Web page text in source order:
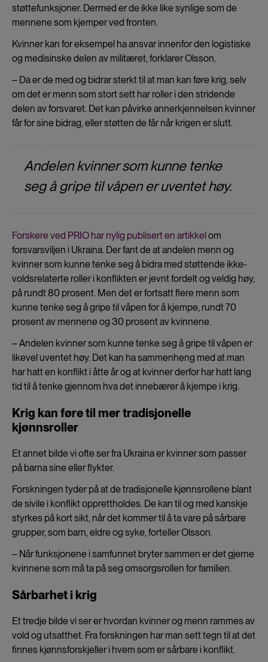
støttefunksjoner. Dermed er de ikke like synlige som de
mennene som kjemper ved fronten.
Kvinner kan for eksempel ha ansvar innenfor den logistiske
og medisinske delen av militæret, forklarer Olsson.
– Da er de med og bidrar sterkt til at man kan føre krig, selv
om det er menn som stort sett har roller i den stridende
delen av forsvaret. Det kan påvirke annerkjennelsen kvinner
får for sine bidrag, eller støtten de får når krigen er slutt.
Andelen kvinner som kunne tenke
seg å gripe til våpen er uventet høy.
Forskere ved PRIO har nylig publisert en artikkelom
forsvarsviljen i Ukraina. Der fant de at andelen menn og
kvinner som kunne tenke seg å bidra med støttende ikke-
voldsrelaterte roller i konflikten er jevnt fordelt og veldig høy,
på rundt 80 prosent. Men det er fortsatt flere menn som
kunne tenke seg å gripe til våpen for å kjempe, rundt 70
prosent av mennene og 30 prosent av kvinnene.
– Andelen kvinner som kunne tenke seg å gripe til våpen er
likevel uventet høy. Det kan ha sammenheng med at man
har hatt en konflikt i åtte år og at kvinner derfor har hatt lang
tid til å tenke gjennom hva det innebærer å kjempe i krig.
Krig kan føre til mer tradisjonelle
kjønnsroller
Et annet bilde vi ofte ser fra Ukraina er kvinner som passer
på barna sine eller flykter.
Forskningen tyder på at de tradisjonelle kjønnsrollene blant
de sivile i konflikt opprettholdes. De kan til og med kanskje
styrkes på kort sikt, når det kommer til å ta vare på sårbare
grupper, som barn, eldre og syke, forteller Olsson.
– Når funksjonene i samfunnet bryter sammen er det gjerne
kvinnene som må ta på seg omsorgsrollen for familien.
Sårbarhet i krig
Et tredje bilde vi ser er hvordan kvinner og menn rammes av
vold og utsatthet. Fra forskningen har man sett tegn til at det
finnes kjønnsforskjeller i hvem som er sårbare i konflikt.